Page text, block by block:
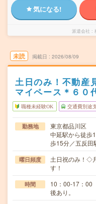
気になる!
派遣会社
未読 掲載日 2026/08/09
土日のみ！不動産
マイペース＊６０
職種未経験OK 交通費別途
勤務地
東京都品川区
中延駅から徒歩
歩15分／五反田
曜日頻度
土日祝のみ！◇
す！
時間
10：00-17：00
後あり。